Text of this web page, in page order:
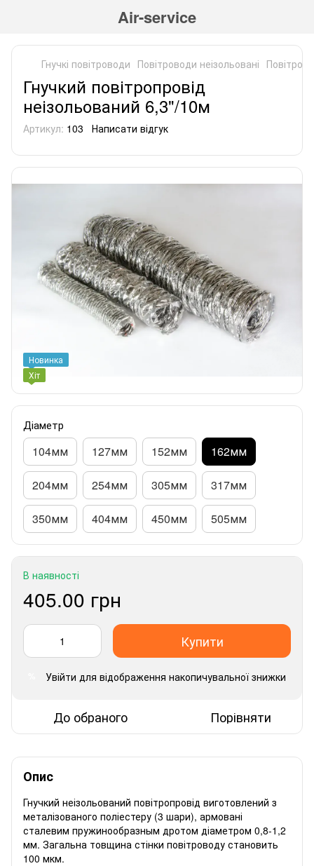
Air-service
Гнучкі повітроводи Повітроводи неізольовані
Гнучкий повітропровід
неізольований 6,3"/10м
Артикул: 103 Написати відгук
Новинка
Хіт
Діаметр
104мм 127мм 152мм 162мм
204мм 254мм 305мм 317мм
350мм 404мм 450мм 505мм
В наявності
405.00 грн
Купити
Увійти для відображення накопичувальної знижки
До обраного Порівняти
Опис
Гнучкий неізольований повітропровід виготовлений з
металізованого поліестеру (3 шари), армовані
сталевим пружинообразным дротом діаметром 0,8-1,2
мм. Загальна товщина стінки повітроводу становить
100 мкм.